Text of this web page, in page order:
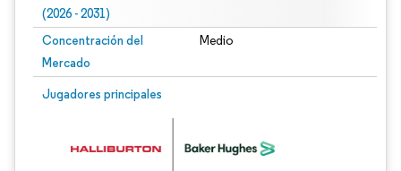
(2026 - 2031)
Concentración del
Mercado
Medio
Jugadores principales
Imagen © Mordor Intelligence. El uso requiere atribución según CC BY 4.0.